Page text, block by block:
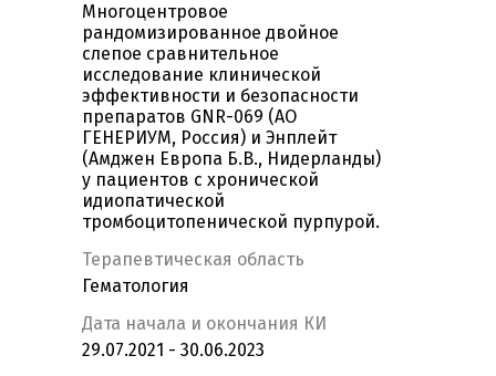
Многоцентровое
рандомизированное двойное
слепое сравнительное
исследование клинической
эффективности и безопасности
препаратов GNR-069 (АО
ГЕНЕРИУМ, Россия) и Энплейт
(Амджен Европа Б.В., Нидерланды)
у пациентов с хронической
идиопатической
тромбоцитопенической пурпурой.
Терапевтическая область
Гематология
Дата начала и окончания КИ
29.07.2021 - 30.06.2023